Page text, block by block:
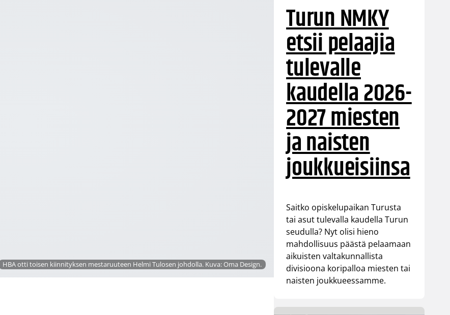
HBA otti toisen kiinnityksen mestaruuteen Helmi Tulosen johdolla. Kuva: Oma Design.
Turun NMKY
etsii pelaajia
tulevalle
kaudella 2026-
2027 miesten
ja naisten
joukkueisiinsa
Saitko opiskelupaikan Turusta
tai asut tulevalla kaudella Turun
seudulla? Nyt olisi hieno
mahdollisuus päästä pelaamaan
aikuisten valtakunnallista
divisioona koripalloa miesten tai
naisten joukkueessamme.